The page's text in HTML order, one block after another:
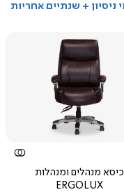
צפייה
מהירה
כיסא מנהלים ומנהלות
ERGOLUX